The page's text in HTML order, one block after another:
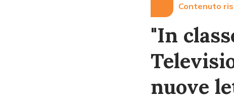
Contenuto
"In
nuove